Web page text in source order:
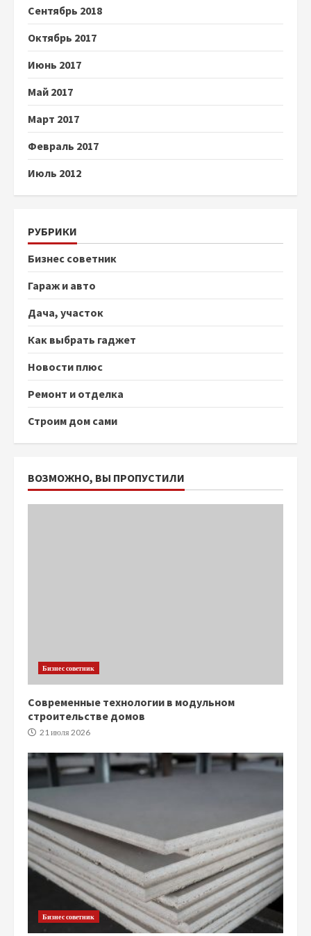
Сентябрь 2018
Октябрь 2017
Июнь 2017
Май 2017
Март 2017
Февраль 2017
Июль 2012
РУБРИКИ
Бизнес советник
Гараж и авто
Дача, участок
Как выбрать гаджет
Новости плюс
Ремонт и отделка
Строим дом сами
ВОЗМОЖНО, ВЫ ПРОПУСТИЛИ
Бизнес советник
Современные технологии в модульном
строительстве домов
21 июля 2026
Бизнес советник